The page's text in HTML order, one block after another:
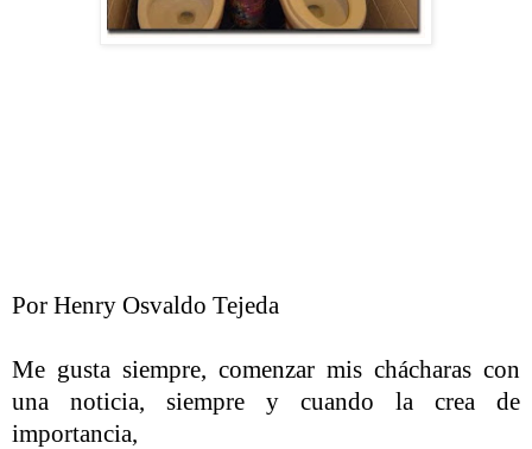
Por Henry Osvaldo Tejeda
Me gusta siempre, comenzar mis chácharas con
una noticia, siempre y cuando la crea de
importancia,